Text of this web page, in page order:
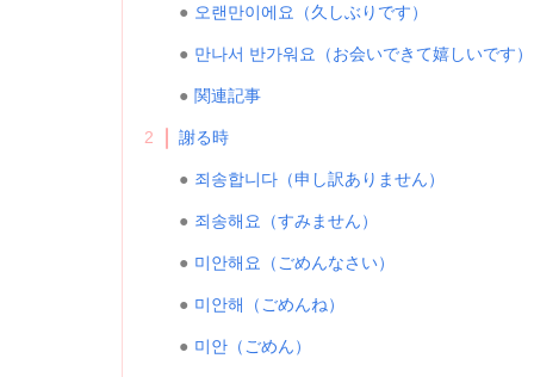
오랜만이에요（久しぶりです）
만나서 반가워요（お会いできて嬉しいです）
関連記事
2 謝る時
죄송합니다（申し訳ありません）
죄송해요（すみません）
미안해요（ごめんなさい）
미안해（ごめんね）
미안（ごめん）